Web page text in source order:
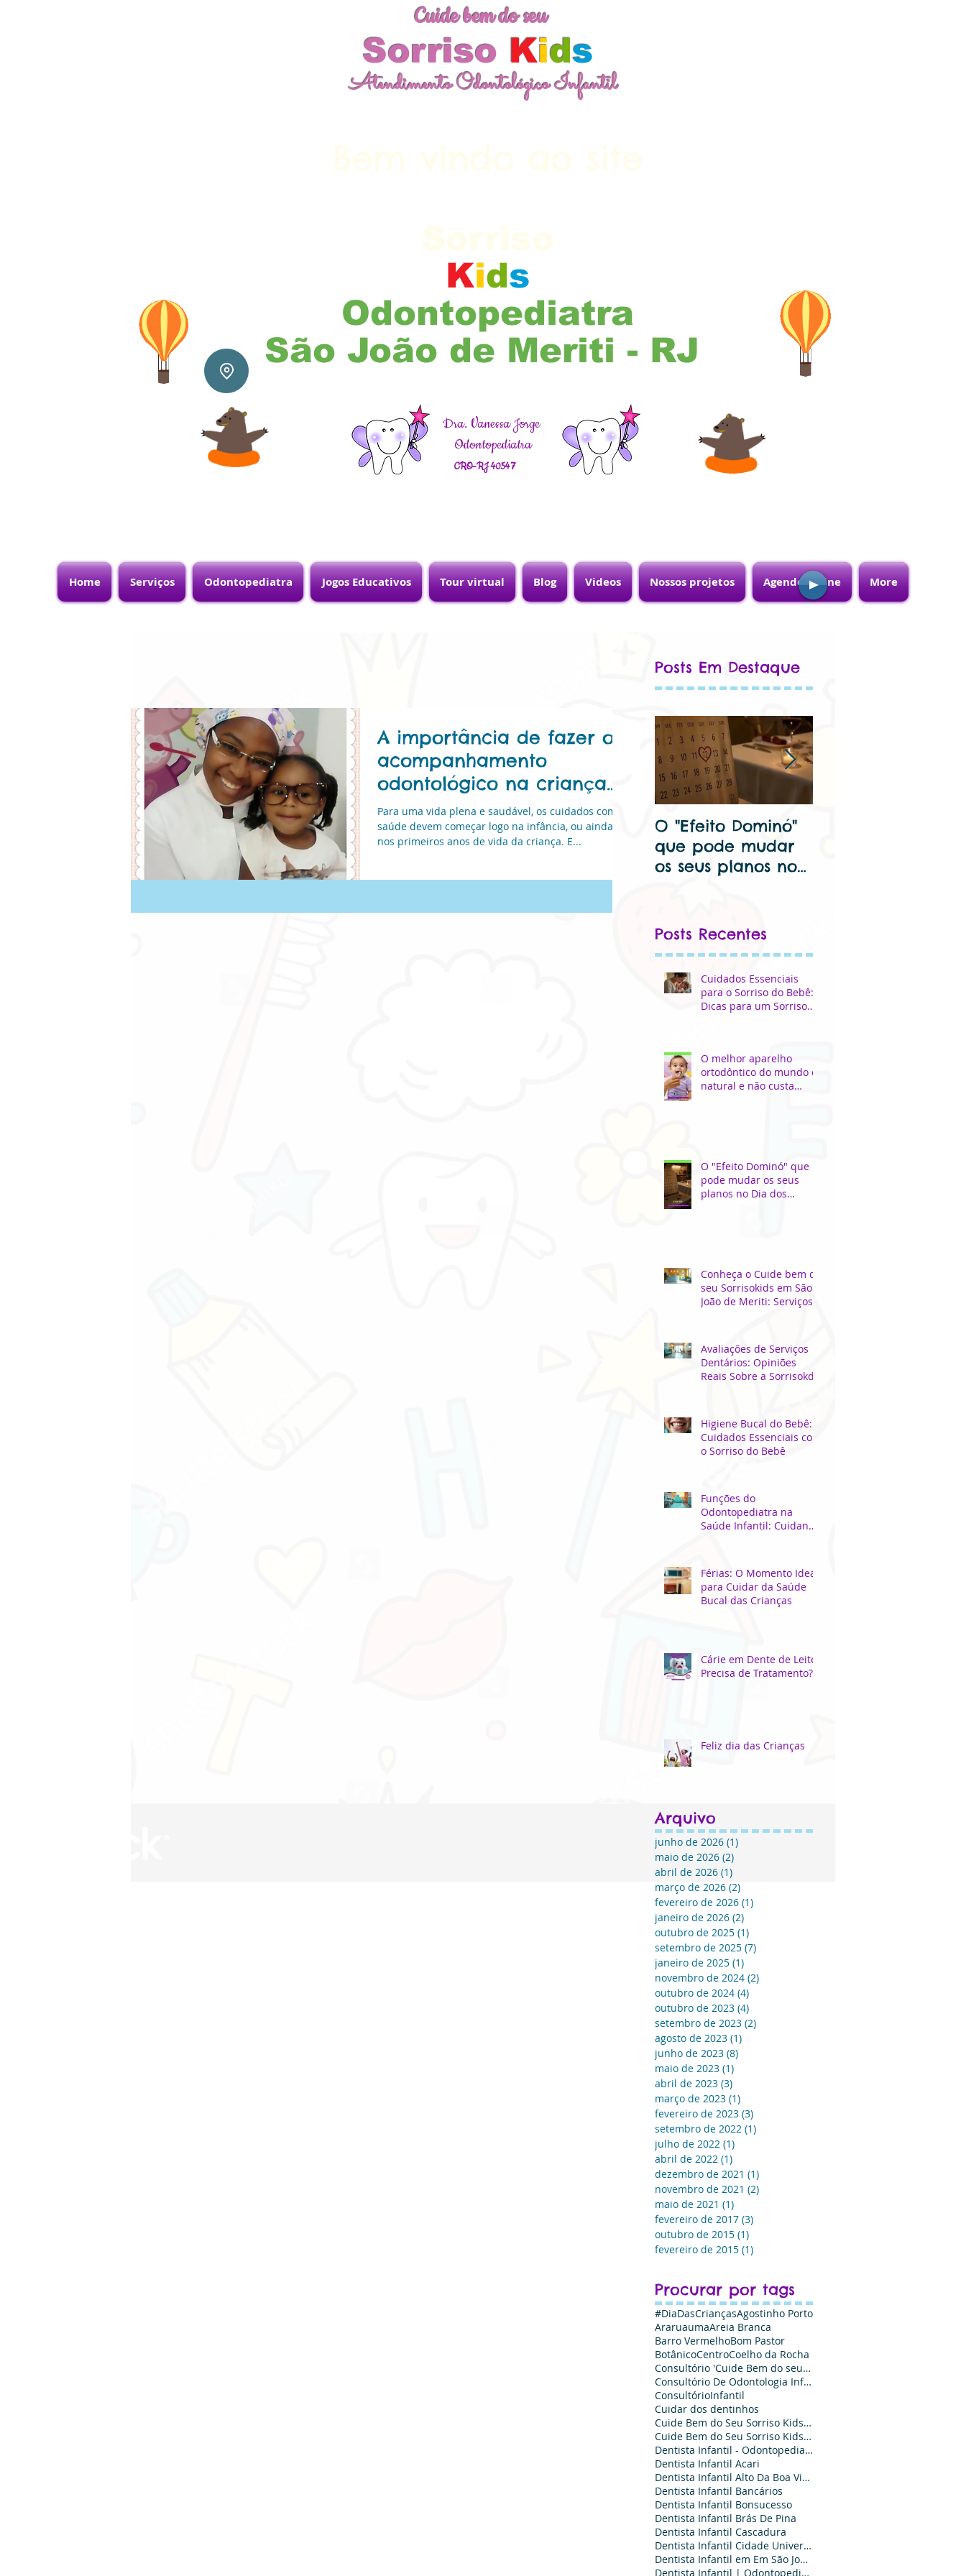
Cuide bem do seu
Sorriso Kids
Atendimento Odontológico Infantil
Kids
Odontopediatra
São João de Meriti - RJ
Dra. Vanessa Jorge
Odontopediatra
CRO-RJ 40547
Home Serviços Odontopediatra Jogos Educativos Tour virtual Blog Videos Nossos projetos Agende online More
Natural
Posts Em Destaque
O "Efeito Dominó"
que pode mudar
os seus planos no
Posts Recentes
Cuidados Essenciais
para o Sorriso do Bebê:
Dicas para um Sorriso
O melhor aparelho
ortodôntico do mundo é
natural e não custa
O "Efeito Dominó" que
pode mudar os seus
planos no Dia dos
Conheça o Cuide bem do
seu Sorrisokids em São
João de Meriti: Serviços
Avaliações de Serviços
Dentários: Opiniões
Reais Sobre a Sorrisokds
Higiene Bucal do Bebê:
Cuidados Essenciais com
o Sorriso do Bebê
Funções do
Odontopediatra na
Saúde Infantil: Cuidando
Férias: O Momento Ideal
para Cuidar da Saúde
Bucal das Crianças
Cárie em Dente de Leite
Precisa de Tratamento?
Feliz dia das Crianças
Arquivo
junho de 2026 (1)
maio de 2026 (2)
abril de 2026 (1)
março de 2026 (2)
fevereiro de 2026 (1)
janeiro de 2026 (2)
outubro de 2025 (1)
setembro de 2025 (7)
janeiro de 2025 (1)
novembro de 2024 (2)
outubro de 2024 (4)
outubro de 2023 (4)
setembro de 2023 (2)
agosto de 2023 (1)
junho de 2023 (8)
maio de 2023 (1)
abril de 2023 (3)
março de 2023 (1)
fevereiro de 2023 (3)
setembro de 2022 (1)
julho de 2022 (1)
abril de 2022 (1)
dezembro de 2021 (1)
novembro de 2021 (2)
maio de 2021 (1)
fevereiro de 2017 (3)
outubro de 2015 (1)
fevereiro de 2015 (1)
Procurar por tags
#DiaDasCriançasAgostinho Porto
AraruaumaAreia Branca
Barro VermelhoBom Pastor
BotânicoCentroCoelho da Rocha
Consultório 'Cuide Bem do seu Sorriso Kids
Consultório De Odontologia Infantil - Cuide Bem do Seu Sorriso Kids
ConsultórioInfantil
Cuidar dos dentinhos
Cuide Bem do Seu Sorriso Kids Odontologia - Agende sua Consulta
Cuide Bem do Seu Sorriso Kids Odontologia: Odontopediatria e Ortodontia infantil
Dentista Infantil - Odontopediatria é Aqui
Dentista Infantil Acari
Dentista Infantil Alto Da Boa Vista
Dentista Infantil Bancários
Dentista Infantil Bonsucesso‎
Dentista Infantil Brás De Pina‎
Dentista Infantil Cascadura
Dentista Infantil Cidade Universitária
Dentista Infantil em Em São João de Meriti
Dentista Infantil | Odontopediatra no Em São João de Meriti
A importância de fazer o
acompanhamento
odontológico na criança
desde o nascimento do
primeiro de
Para uma vida plena e saudável, os cuidados com a
saúde devem começar logo na infância, ou ainda
nos primeiros anos de vida da criança. E...